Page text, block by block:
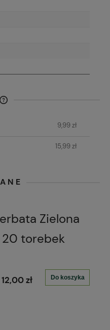
9,99 zł
15,99 zł
Zielona
20 torebek
12,00 zł Do koszyka